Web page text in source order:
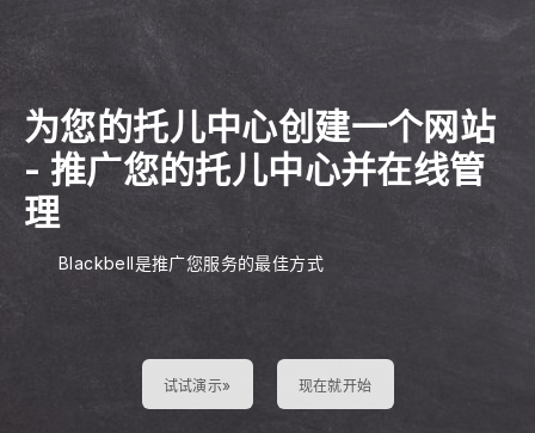
为您的托儿中心创建一个网站
- 推广您的托儿中心并在线管
理
Blackbell是推广您服务的最佳方式
试试演示» 现在就开始